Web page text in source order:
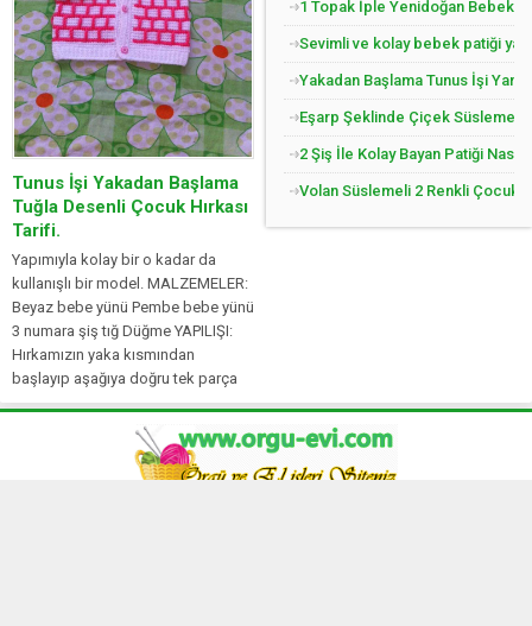
Tunus İşi Yakadan Başlama
Tuğla Desenli Çocuk Hırkası
Tarifi.
Yapımıyla kolay bir o kadar da
kullanışlı bir model. MALZEMELER:
Beyaz bebe yünü Pembe bebe yünü
3 numara şiş tığ Düğme YAPILIŞI:
Hırkamızın yaka kısmından
başlayıp aşağıya doğru tek parça
olarak öreceğiz. Yaka için 80 ilmek
başlayalım. İlmeklerimizi 1 düz,...
1 Topak İple Yenidoğan Bebek
Sevimli ve kolay bebek patiği
Yakadan Başlama Tunus İşi
Eşarp Şeklinde Çiçek Süslemeli
2 Şiş İle Kolay Bayan Patiği Nasıl
Volan Süslemeli 2 Renkli Çocuk